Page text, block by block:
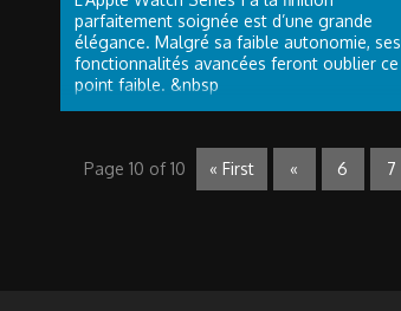
parfaitement soignée est d’une grande
élégance. Malgré sa faible autonomie, ses
fonctionnalités avancées feront oublier ce
point faible. &nbsp
Page 10 of 10 « First « 6 7